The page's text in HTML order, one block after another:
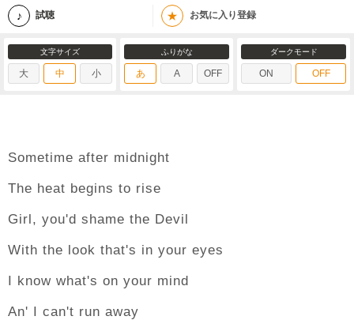
試聴 ★ お気に入り登録
文字サイズ
大 中 小
ふりがな
あ A OFF
ダークモード
ON OFF
Sometime after midnight
The heat begins to rise
Girl, you'd shame the Devil
With the look that's in your eyes
I know what's on your mind
An' I can't run away